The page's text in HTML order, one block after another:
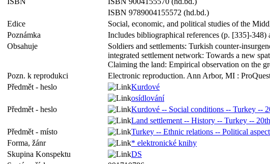
ISBN 9789004155572 (hd.bd.)
Edice
Social, economic, and political studies of the
Poznámka
Includes bibliographical references (p. [335]-348)
Obsahuje
Soldiers and settlements: Turkish counter-
integrated settlement network: Towards a new
Claiming the land: Empirical observation on the
Pozn. k reprodukci
Electronic reproduction. Ann Arbor, MI :
Předmět - heslo
Kurdové
osídlování
Předmět - heslo
Kurdové -- Social conditions -- Turkey --
Land settlement -- History -- Turkey --
Předmět - místo
Turkey -- Ethnic relations -- Political
Forma, žánr
* elektronické knihy
Skupina Konspektu
DS